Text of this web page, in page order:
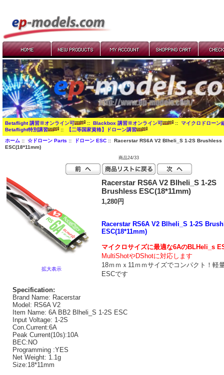
Betaflight 講習※オンライン可 :: Blackbox 講習※オンライン可 :: マイクロドローン
Betaflight特別講習
:: 【二等国家資格】ドローン講習
ホーム:: ☆ドローン Parts :: ドローン ESC:: Racerstar RS6A V2 Blheli_S 1-2S Brushless
ESC(18*11mm)
商品24/33
拡大表示
Racerstar RS6A V2 Blheli_S 1-2S
Brushless ESC(18*11mm)
1,280円
Racerstar RS6A V2 Blheli_S 1-2S
ESC(18*11mm)
マイクロサイズに最適な6AのBLHeli_s
MultiShotやDShotに対応します
18ｍｍｘ11ｍｍサイズでコンパクト！軽
ESCです
Specification:
Brand Name: Racerstar
Model: RS6A V2
Item Name: 6A BB2 Blheli_S 1-2S ESC
Input Voltage: 1-2S
Con.Current:6A
Peak Current(10s):10A
BEC:NO
Programming :YES
Net Weight: 1.1g
Size:18*11mm